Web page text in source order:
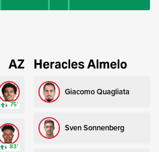
AZ
75’
83’
Heracles Almelo
Giacomo Quagliata
Sven Sonnenberg